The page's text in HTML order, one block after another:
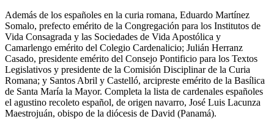
Además de los españoles en la curia romana, Eduardo Martínez
Somalo, prefecto emérito de la Congregación para los Institutos de
Vida Consagrada y las Sociedades de Vida Apostólica y
Camarlengo emérito del Colegio Cardenalicio; Julián Herranz
Casado, presidente emérito del Consejo Pontificio para los Textos
Legislativos y presidente de la Comisión Disciplinar de la Curia
Romana; y Santos Abril y Castelló, arcipreste emérito de la Basílica
de Santa María la Mayor. Completa la lista de cardenales españoles
el agustino recoleto español, de origen navarro, José Luis Lacunza
Maestrojuán, obispo de la diócesis de David (Panamá).